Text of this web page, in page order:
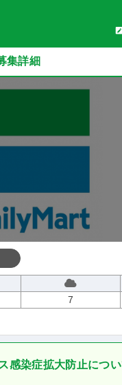
集詳細
7
感染症拡大防止につ